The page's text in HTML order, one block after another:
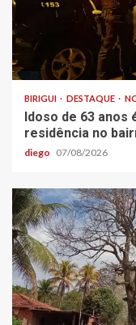
BIRIGUI DESTAQUE
Idoso de 63
residência no
diego 07/08/2026